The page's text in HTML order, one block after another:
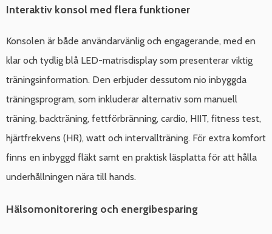
Interaktiv konsol med flera funktioner
Konsolen är både användarvänlig och engagerande, med en
klar och tydlig blå LED-matrisdisplay som presenterar viktig
träningsinformation. Den erbjuder dessutom nio inbyggda
träningsprogram, som inkluderar alternativ som manuell
träning, backträning, fettförbränning, cardio, HIIT, fitness test,
hjärtfrekvens (HR), watt och intervallträning. För extra komfort
finns en inbyggd fläkt samt en praktisk läsplatta för att hålla
underhållningen nära till hands.
Hälsomonitorering och energibesparing